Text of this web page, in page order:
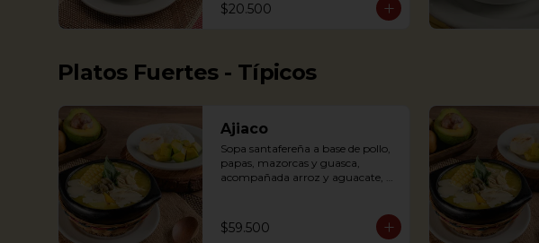
$20.500
Platos Fuertes - Típicos
Ajiaco
Sopa santafereña a base de pollo,
papas, mazorcas y guasca,
acompañada arroz y aguacate,
An Ajiaco is Bogota’s chicken and
potato soup with corn on the cob
$59.500